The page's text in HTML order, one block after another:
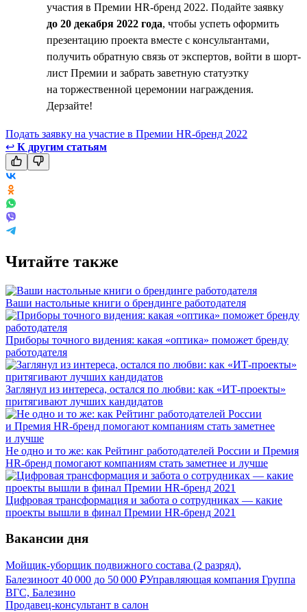
участия в Премии HR-бренд 2022. Подайте заявку
до 20 декабря 2022 года, чтобы успеть оформить
презентацию проекта вместе с консультантами,
получить обратную связь от экспертов, войти в шорт-
лист Премии и забрать заветную статуэтку
на торжественной церемонии награждения.
Дерзайте!
Подать заявку на участие в Премии HR-бренд 2022
↩ К другим статьям
Читайте также
Ваши настольные книги о брендинге работодателя
Приборы точного видения: какая «оптика» поможет бренду
работодателя
Заглянул из интереса, остался по любви: как «ИТ-проекты»
притягивают лучших кандидатов
Не одно и то же: как Рейтинг работодателей России и Премия
HR-бренд помогают компаниям стать заметнее и лучше
Цифровая трансформация и забота о сотрудниках — какие
проекты вышли в финал Премии HR-бренд 2021
Вакансии дня
Мойщик-уборщик подвижного состава (2 разряд),
Балезиноот 40 000 до 50 000 ₽Управляющая компания Группа
ВГС, Балезино
Продавец-консультант в салон